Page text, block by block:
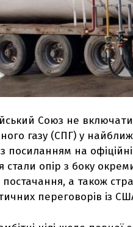
Союз не
газу (СПГ) у
посиланням на
стали опір з боку
а також
переговорів із